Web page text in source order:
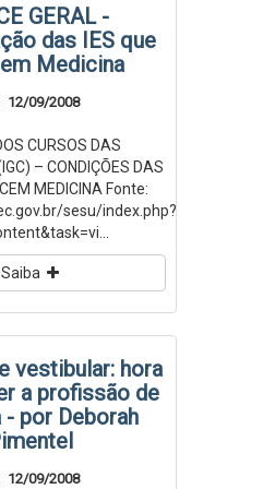
GERAL -
das IES que
Medicina
12/09/2008
CURSOS DAS
– CONDIÇÕES DAS
MEDICINA Fonte:
sesu/index.php?
Saiba
vestibular: hora
a profissão de
- por Deborah
12/09/2008